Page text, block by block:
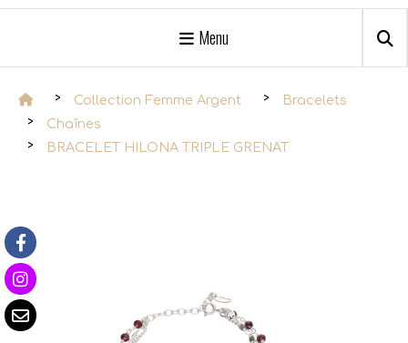
Menu
Collection Femme Argent
Bracelets
Chaînes
BRACELET HILONA TRIPLE GRENAT